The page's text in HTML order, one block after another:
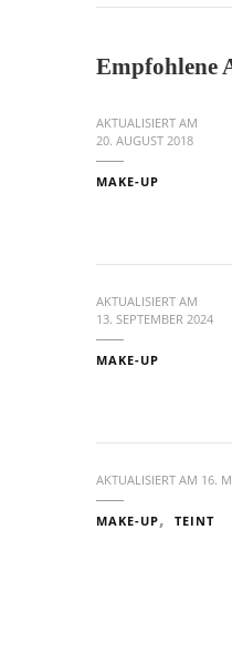
Empfohlene
AKTUALISIERT AM
20. AUGUST 2018
MAKE-UP
AKTUALISIERT AM
13. SEPTEMBER 2024
MAKE-UP
AKTUALISIERT AM 16.
MAKE-UP TEINT